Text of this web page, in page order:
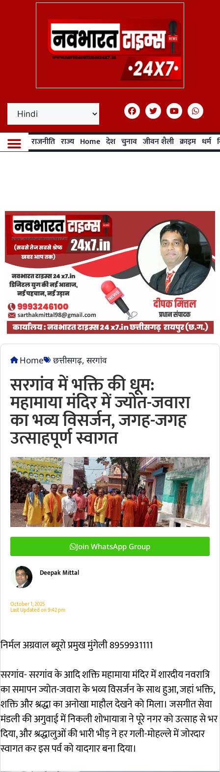
राजनीति राज्य Home देश चुनाव जीवन शैली क्राइम धर्म
Home छत्तीसगढ़, सरगांव
सरगांव में भक्ति की धूम:
महामाया मंदिर में ज्योत-जवारा
का भव्य विसर्जन, जगह-जगह
उत्साहपूर्ण स्वागत
Join WhatsApp Group
Deepak Mittal
October 1, 2025
Last Updated on9:42 pm
निर्मल अग्रवाल ब्यूरो प्रमुख मुंगेली 8959931111
सरगांव- सरगांव के आदि शक्ति महामाया मंदिर में शारदीय नवरात्रि
का समापन ज्योत-जवारा के भव्य विसर्जन के साथ हुआ, जहां भक्ति,
शक्ति और श्रद्धा का अनोखा माहौल देखने को मिला। जसगीत सेवा
मंडली की अगुवाई में निकली शोभायात्रा ने पूरे नगर को उत्साह से भर
दिया, और श्रद्धालुओं की भारी भीड़ ने हर गली-मोहल्ले में जोरदार
स्वागत कर इस पर्व को यादगार बना दिया।